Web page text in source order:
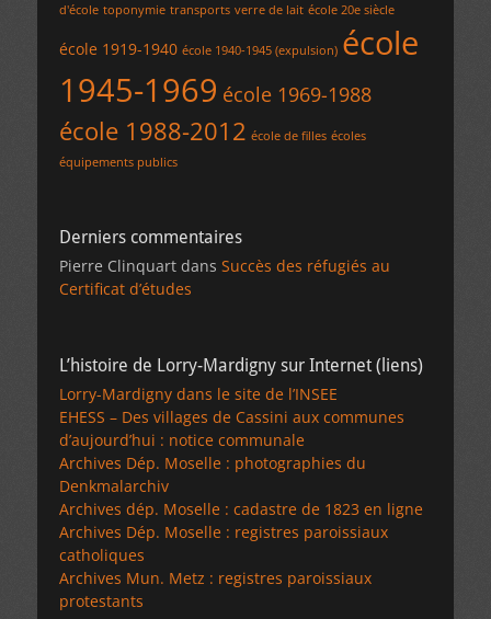
d'école toponymie transports verre de lait école 20e siècle
école 1919-1940 école 1940-1945 (expulsion) école
1945-1969 école 1969-1988
école 1988-2012 école de filles écoles
équipements publics
Derniers commentaires
Pierre Clinquart dans Succès des réfugiés au
Certificat d’études
L’histoire de Lorry-Mardigny sur Internet (liens)
Lorry-Mardigny dans le site de l’INSEE
EHESS – Des villages de Cassini aux communes
d’aujourd’hui : notice communale
Archives Dép. Moselle : photographies du
Denkmalarchiv
Archives dép. Moselle : cadastre de 1823 en ligne
Archives Dép. Moselle : registres paroissiaux
catholiques
Archives Mun. Metz : registres paroissiaux
protestants